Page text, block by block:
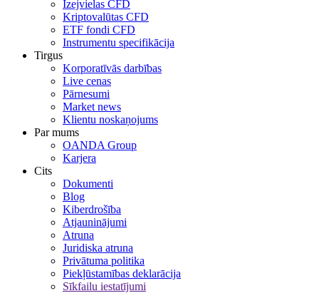
Izejvielas CFD
Kriptovalūtas CFD
ETF fondi CFD
Instrumentu specifikācija
Tirgus
Korporatīvās darbības
Live cenas
Pārnesumi
Market news
Klientu noskaņojums
Par mums
OANDA Group
Karjera
Cits
Dokumenti
Blog
Kiberdrošība
Atjauninājumi
Atruna
Juridiska atruna
Privātuma politika
Piekļūstamības deklarācija
Sīkfailu iestatījumi